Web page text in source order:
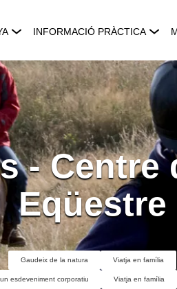
INFORMACIÓ PRÀCTICA
- Centre
Eqüestre
Gaudeix de la natura Viatja en família
esdeveniment corporatiu Viatja en família